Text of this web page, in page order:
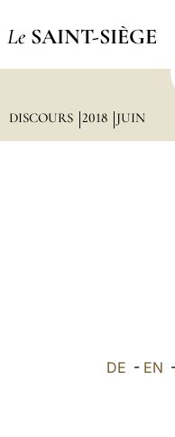
Le SAINT-SIÈGE
DISCOURS 2018 JUIN
DE - EN